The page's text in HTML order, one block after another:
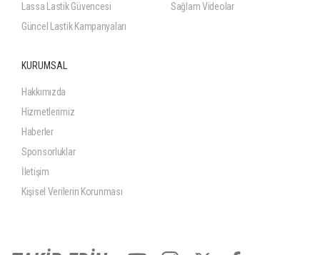
Lassa Lastik Güvencesi
Güncel Lastik Kampanyaları
Sağlam Videolar
KURUMSAL
Hakkımızda
Hizmetlerimiz
Haberler
Sponsorluklar
İletişim
Kişisel Verilerin Korunması